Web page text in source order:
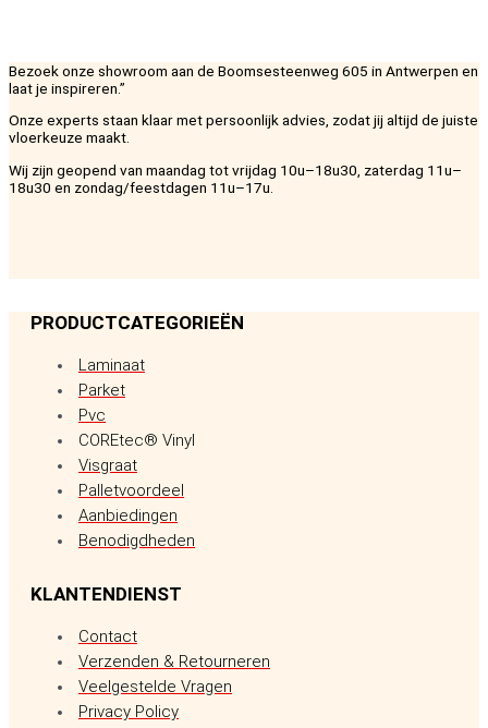
Bezoek onze showroom aan de Boomsesteenweg 605 in Antwerpen en
laat je inspireren.”
Onze experts staan klaar met persoonlijk advies, zodat jij altijd de juiste
vloerkeuze maakt.
Wij zijn geopend van maandag tot vrijdag 10u–18u30, zaterdag 11u–
18u30 en zondag/feestdagen 11u–17u.
PRODUCTCATEGORIEËN
Laminaat
Parket
Pvc
COREtec® Vinyl
Visgraat
Palletvoordeel
Aanbiedingen
Benodigdheden
KLANTENDIENST
Contact
Verzenden & Retourneren
Veelgestelde Vragen
Privacy Policy